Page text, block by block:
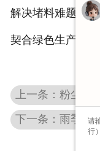
解决堵料难题，
契合绿色生产与精